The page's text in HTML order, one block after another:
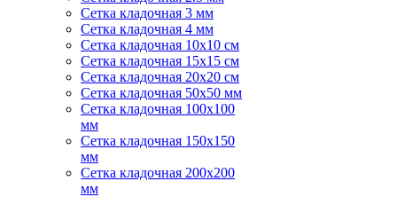
Сетка кладочная 3 мм
Сетка кладочная 4 мм
Сетка кладочная 10x10 см
Сетка кладочная 15x15 см
Сетка кладочная 20x20 см
Сетка кладочная 50x50 мм
Сетка кладочная 100x100
мм
Сетка кладочная 150x150
мм
Сетка кладочная 200x200
мм